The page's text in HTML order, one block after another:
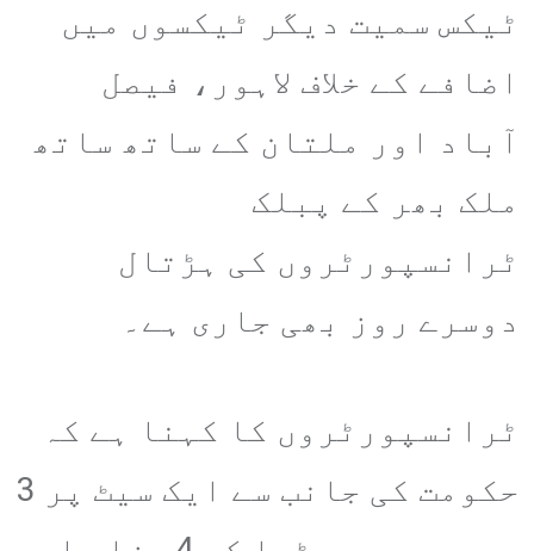
ٹیکس سمیت دیگر ٹیکسوں میں
اضافے کے خلاف لاہور، فیصل
آباد اور ملتان کے ساتھ ساتھ
ملک بھر کے پبلک
ٹرانسپورٹروں کی ہڑتال
دوسرے روز بھی جاری ہے۔
ٹرانسپورٹروں کا کہنا ہے کہ
حکومت کی جانب سے ایک سیٹ پر 3